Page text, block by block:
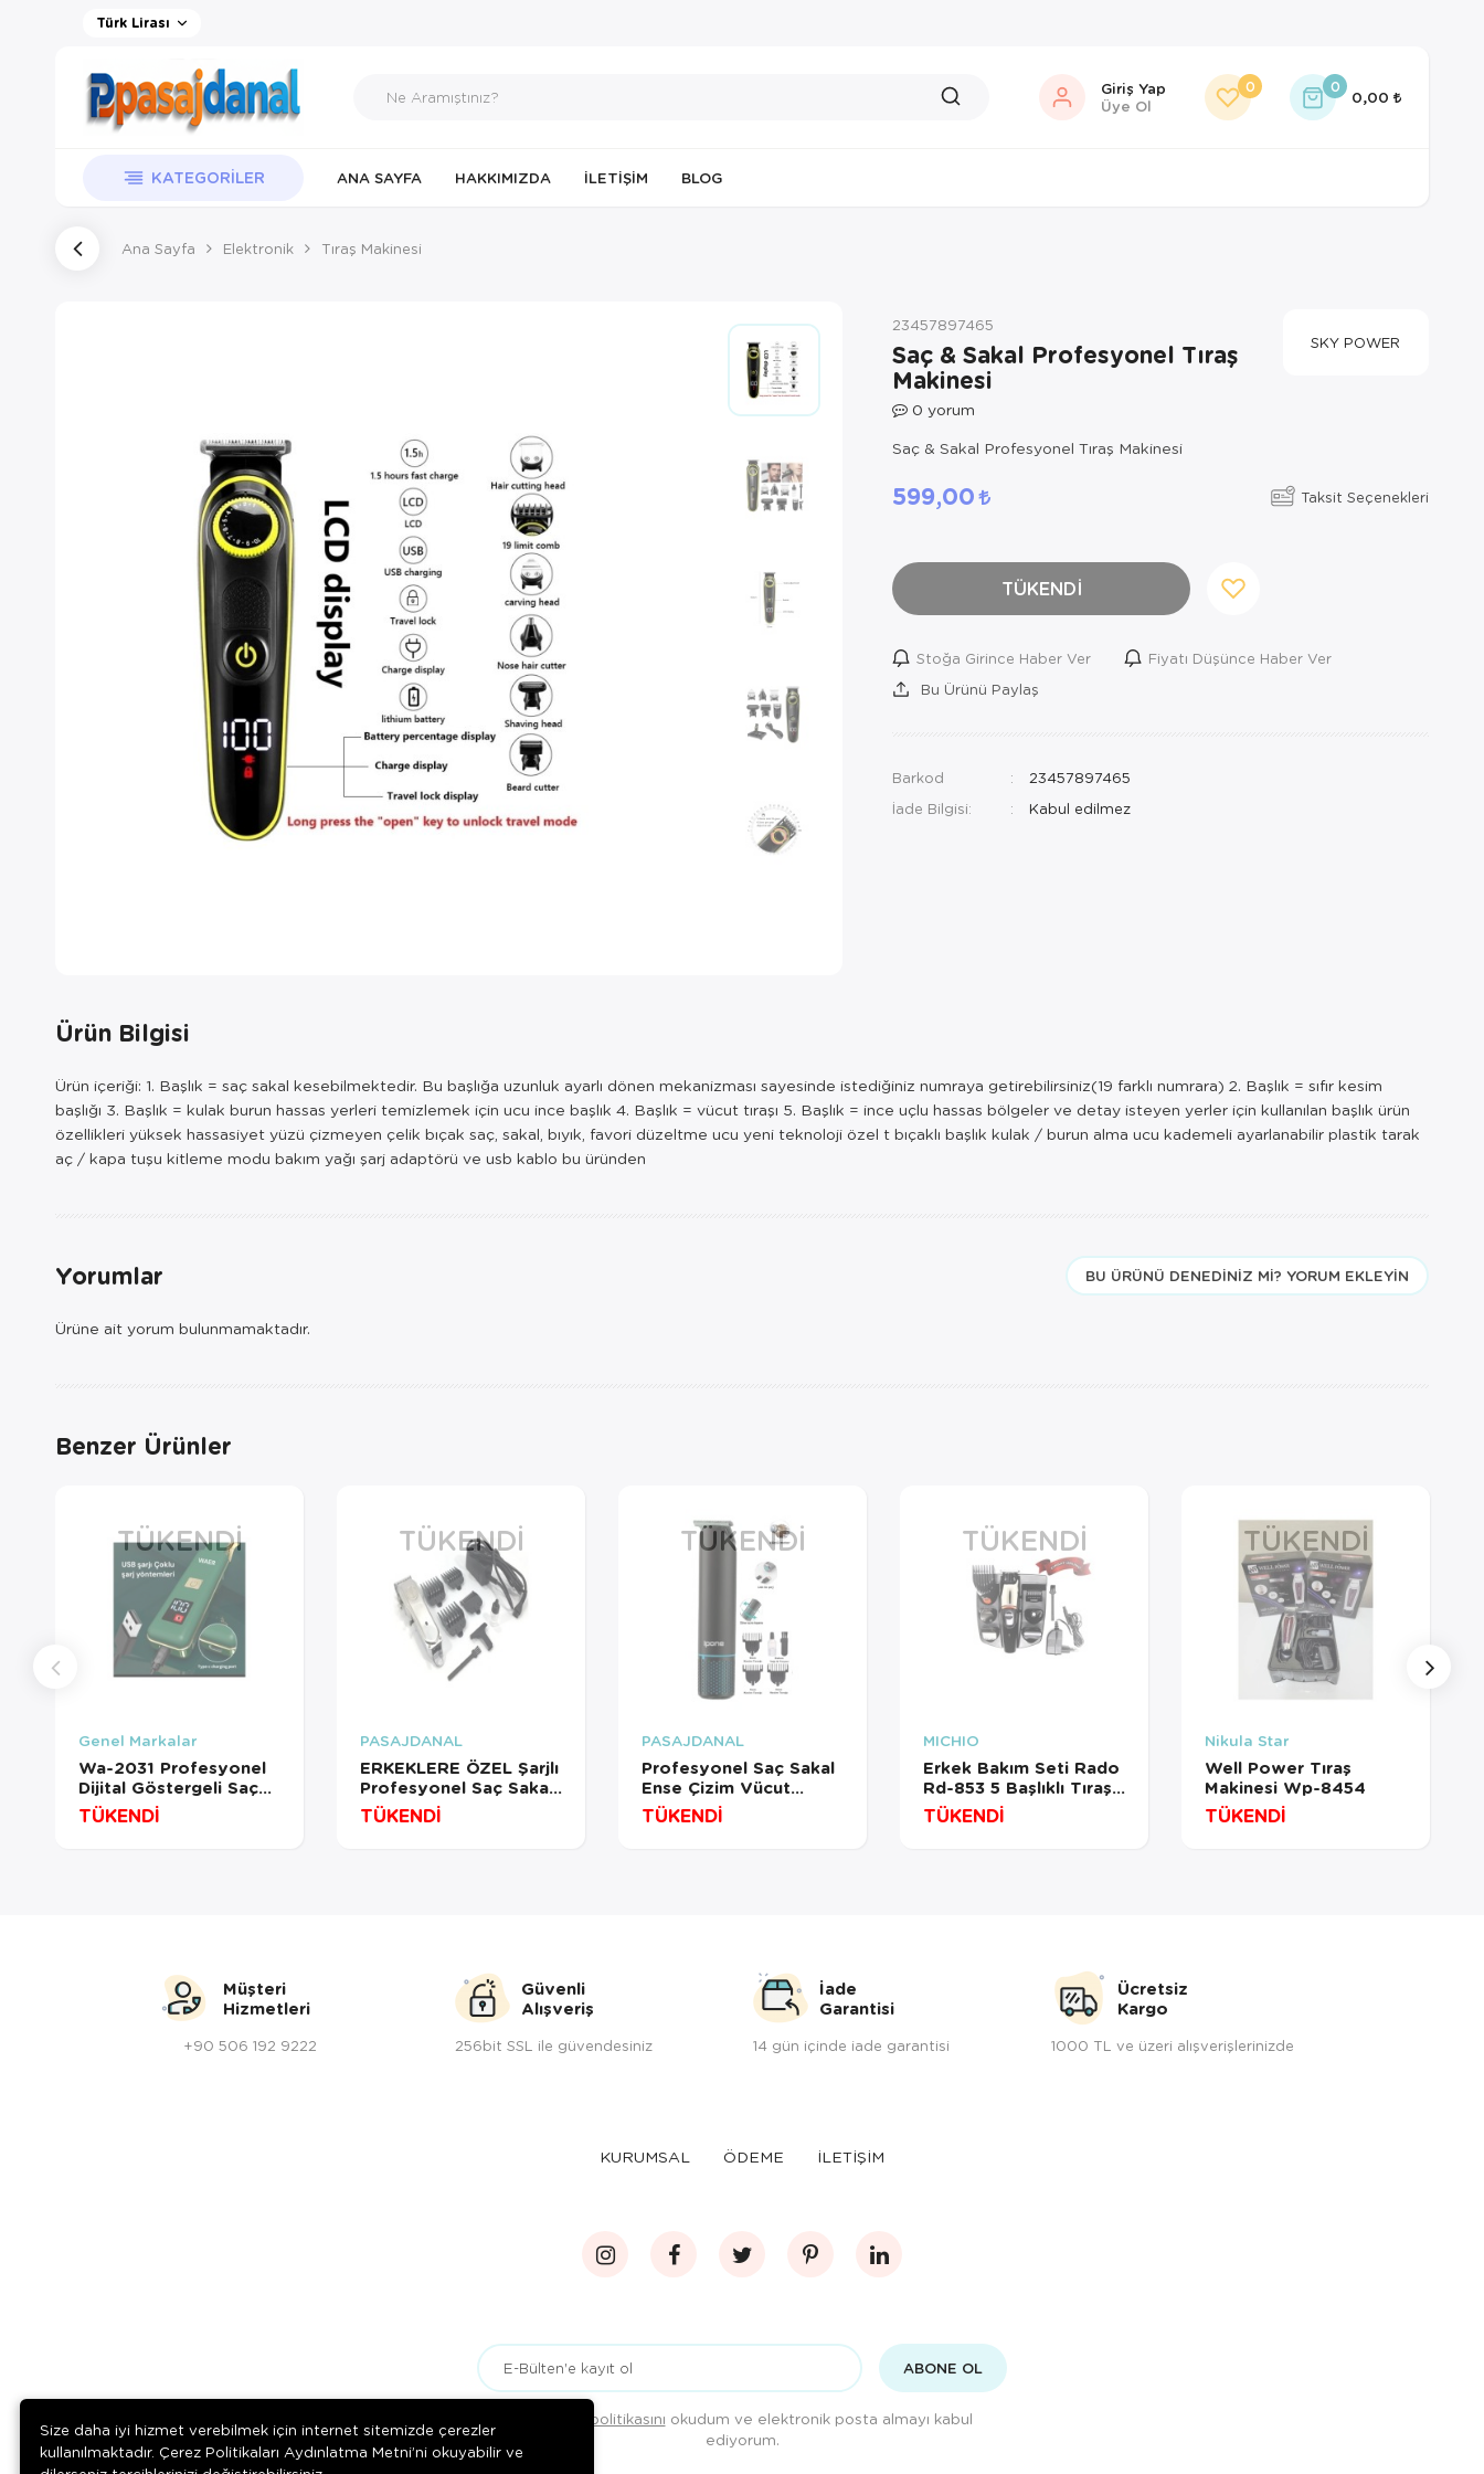
Türk Lirası
Giriş Yap
Üye Ol
0 0
0,00
KATEGORILER ANA SAYFA HAKKIMIZDA İLETIŞIM BLOG
Ana Sayfa Elektronik Tıraş Makinesi
23457897465
Saç & Sakal Profesyonel Tıraş
Makinesi
0 yorum
SKY POWER
Saç & Sakal Profesyonel Tıraş Makinesi
599,00 Taksit Seçenekleri
TÜKENDİ
Stoğa Girince Haber Ver
Fiyatı Düşünce Haber Ver
Bu Ürünü Paylaş
Barkod
23457897465
İade Bilgisi:
Ürün Bilgisi
Ürün içeriği: 1. Başlık = saç sakal kesebilmektedir. Bu başlığa uzunluk ayarlı dönen mekanizması sayesinde istediğiniz numraya getirebilirsiniz(19 farklı numrara) 2. Başlık = sıfır kesim
başlığı 3. Başlık = kulak burun hassas yerleri temizlemek için ucu ince başlık 4. Başlık = vücut tıraşı 5. Başlık = ince uçlu hassas bölgeler ve detay isteyen yerler için kullanılan başlık ürün
özellikleri yüksek hassasiyet yüzü çizmeyen çelik bıçak saç, sakal, bıyık, favori düzeltme ucu yeni teknoloji özel t bıçaklı başlık kulak / burun alma ucu kademeli ayarlanabilir plastik tarak
aç / kapa tuşu kitleme modu bakım yağı şarj adaptörü ve usb kablo bu üründen
Yorumlar BU ÜRÜNÜ DENEDINIZ MI? YORUM EKLEYIN
Ürüne ait yorum bulunmamaktadır.
Benzer Ürünler
TÜKENDI
Genel Markalar
Wa-2031 Profesyonel
Dijital Göstergeli Saç
Sakal Tıraş Makinesi
TÜKENDİ
TÜKENDI
PASAJDANAL
ERKEKLERE ÖZEL Şarjlı
Profesyonel Saç Sakal
Tıraş Makinesi
TÜKENDİ
TÜKENDI
PASAJDANAL
Profesyonel Saç Sakal
Ense Çizim Vücut
Tüyleri Lazer Öncesi
Tıraş Makinesi
TÜKENDİ
TÜKENDI
MICHIO
Erkek Bakım Seti Rado
Rd-853 5 Başlıklı Tıraş
Makinesi Rd-853
TÜKENDİ
TÜKENDI
Nikula Star
Well Power Tıraş
Makinesi Wp-8454
TÜKENDİ
Müşteri
Hizmetleri
+90 506 192 9222
Güvenli
Alışveriş
256bit SSL ile güvendesiniz
İade
Garantisi
14 gün içinde iade garantisi
Ücretsiz
Kargo
1000 TL ve üzeri alışverişlerinizde
KURUMSAL ÖDEME İLETİŞİM
ABONE OL
Gizlilik politikasını okudum ve elektronik posta almayı kabul
ediyorum.
Size daha iyi hizmet verebilmek için internet sitemizde çerezler
kullanılmaktadır. Çerez Politikaları Aydınlatma Metni’ni okuyabilir ve